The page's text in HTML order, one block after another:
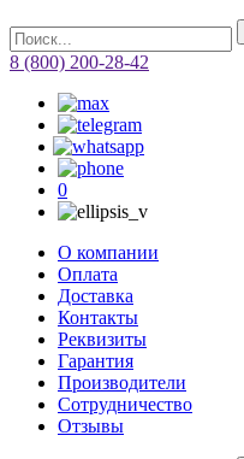
8 (800) 200-28-42
0
О компании
Оплата
Доставка
Контакты
Реквизиты
Гарантия
Производители
Сотрудничество
Отзывы